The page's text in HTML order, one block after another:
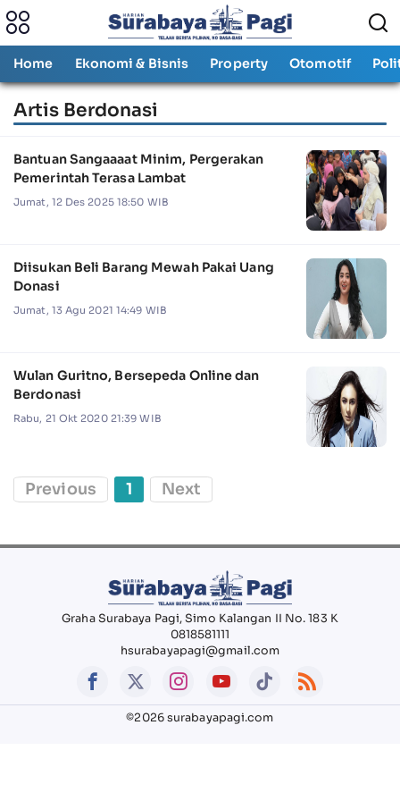
Home Ekonomi & Bisnis Property Otomotif
Artis Berdonasi
Bantuan Sangaaaat Minim, Pergerakan
Pemerintah Terasa Lambat
Jumat, 12 Des 2025 18:50 WIB
Diisukan Beli Barang Mewah Pakai Uang
Donasi
Jumat, 13 Agu 2021 14:49 WIB
Wulan Guritno, Bersepeda Online dan
Berdonasi
Rabu, 21 Okt 2020 21:39 WIB
Previous 1 Next
Graha Surabaya Pagi, Simo Kalangan II No. 183 K
0818581111
hsurabayapagi@gmail.com
©2026 surabayapagi.com